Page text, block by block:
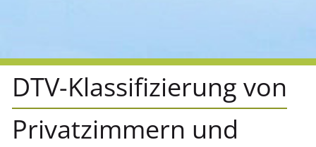
DTV-Klassifizierung von
Privatzimmern und